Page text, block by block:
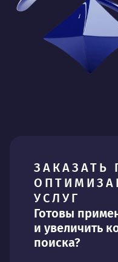
ЗАКАЗАТЬ
УСЛУГ
Готовы
и увеличить
поиска?